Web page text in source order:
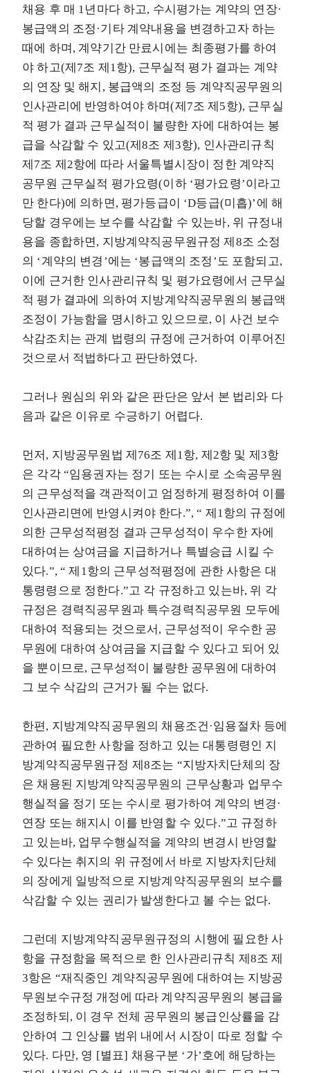
채용 후 매 1년마다 하고, 수시평가는 계약의 연장·
봉급액의 조정·기타 계약내용을 변경하고자 하는
때에 하며, 계약기간 만료시에는 최종평가를 하여
야 하고(제7조 제1항), 근무실적 평가 결과는 계약
의 연장 및 해지, 봉급액의 조정 등 계약직공무원의
인사관리에 반영하여야 하며(제7조 제5항), 근무실
적 평가 결과 근무실적이 불량한 자에 대하여는 봉
급을 삭감할 수 있고(제8조 제3항), 인사관리규칙
제7조 제2항에 따라 서울특별시장이 정한 계약직
공무원 근무실적 평가요령(이하 ‘평가요령’이라고
만 한다)에 의하면, 평가등급이 ‘D등급(미흡)’에 해
당할 경우에는 보수를 삭감할 수 있는바, 위 규정내
용을 종합하면, 지방계약직공무원규정 제8조 소정
의 ‘계약의 변경’에는 ‘봉급액의 조정’도 포함되고,
이에 근거한 인사관리규칙 및 평가요령에서 근무실
적 평가 결과에 의하여 지방계약직공무원의 봉급액
조정이 가능함을 명시하고 있으므로, 이 사건 보수
삭감조치는 관계 법령의 규정에 근거하여 이루어진
것으로서 적법하다고 판단하였다.
그러나 원심의 위와 같은 판단은 앞서 본 법리와 다
음과 같은 이유로 수긍하기 어렵다.
먼저, 지방공무원법 제76조 제1항, 제2항 및 제3항
은 각각 “임용권자는 정기 또는 수시로 소속공무원
의 근무성적을 객관적이고 엄정하게 평정하여 이를
인사관리면에 반영시켜야 한다.”, “ 제1항의 규정에
의한 근무성적평정 결과 근무성적이 우수한 자에
대하여는 상여금을 지급하거나 특별승급 시킬 수
있다.”, “ 제1항의 근무성적평정에 관한 사항은 대
통령령으로 정한다.”고 각 규정하고 있는바, 위 각
규정은 경력직공무원과 특수경력직공무원 모두에
대하여 적용되는 것으로서, 근무성적이 우수한 공
무원에 대하여 상여금을 지급할 수 있다고 되어 있
을 뿐이므로, 근무성적이 불량한 공무원에 대하여
그 보수 삭감의 근거가 될 수는 없다.
한편, 지방계약직공무원의 채용조건·임용절차 등에
관하여 필요한 사항을 정하고 있는 대통령령인 지
방계약직공무원규정 제8조는 “지방자치단체의 장
은 채용된 지방계약직공무원의 근무상황과 업무수
행실적을 정기 또는 수시로 평가하여 계약의 변경·
연장 또는 해지시 이를 반영할 수 있다.”고 규정하
고 있는바, 업무수행실적을 계약의 변경시 반영할
수 있다는 취지의 위 규정에서 바로 지방자치단체
의 장에게 일방적으로 지방계약직공무원의 보수를
삭감할 수 있는 권리가 발생한다고 볼 수는 없다.
그런데 지방계약직공무원규정의 시행에 필요한 사
항을 규정함을 목적으로 한 인사관리규칙 제8조 제
3항은 “재직중인 계약직공무원에 대하여는 지방공
무원보수규정 개정에 따라 계약직공무원의 봉급을
조정하되, 이 경우 전체 공무원의 봉급인상률을 감
안하여 그 인상률 범위 내에서 시장이 따로 정할 수
있다. 다만, 영 [별표] 채용구분 ‘가’호에 해당하는